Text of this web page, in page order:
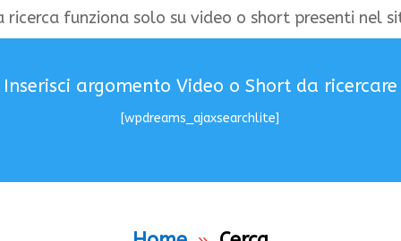
ricerca funziona solo su video o short presenti nel
Inserisci argomento Video o Short da ricercare
[wpdreams_ajaxsearchlite]